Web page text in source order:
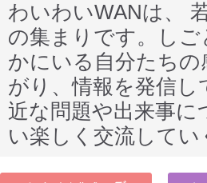
わいわいWANは、
の集まりです。し
かにいる自分たち
がり、情報を発信
近な問題や出来事
い楽しく交流して